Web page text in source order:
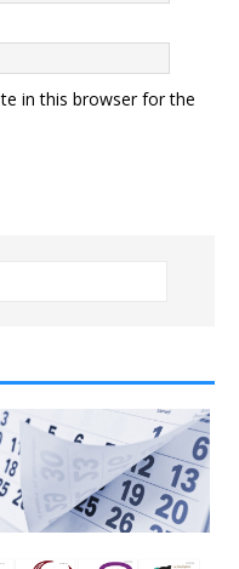
in this browser for the